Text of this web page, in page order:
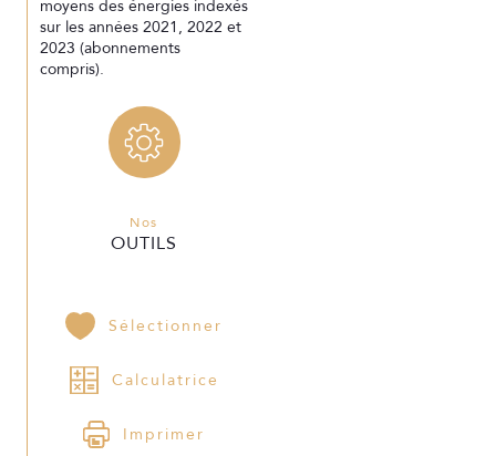
moyens des énergies indexés
sur les années 2021, 2022 et
2023 (abonnements
compris).
Nos
OUTILS
Sélectionner
Calculatrice
Imprimer